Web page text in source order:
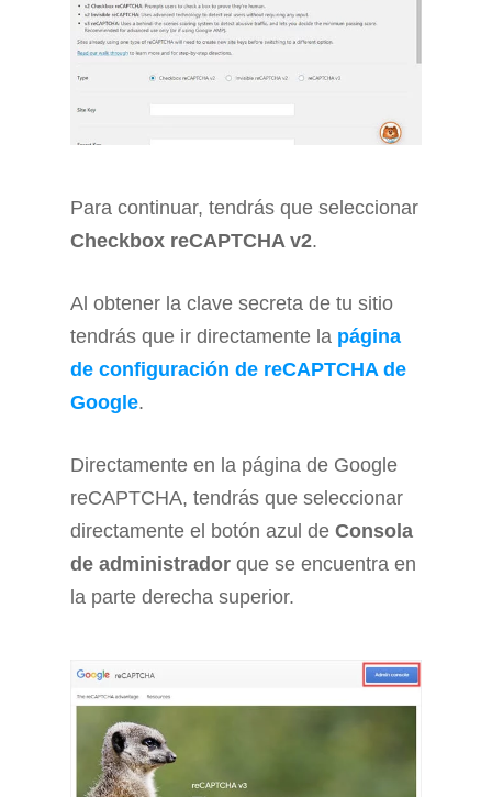
Para continuar, tendrás que seleccionar
Checkbox reCAPTCHA v2.
Al obtener la clave secreta de tu sitio
tendrás que ir directamente la página
de configuración de reCAPTCHA de
Google.
Directamente en la página de Google
reCAPTCHA, tendrás que seleccionar
directamente el botón azul de Consola
de administrador que se encuentra en
la parte derecha superior.